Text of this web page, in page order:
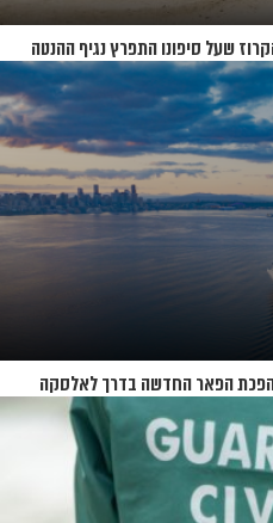
שעל סיפונו התפרץ נגיף ההנטה